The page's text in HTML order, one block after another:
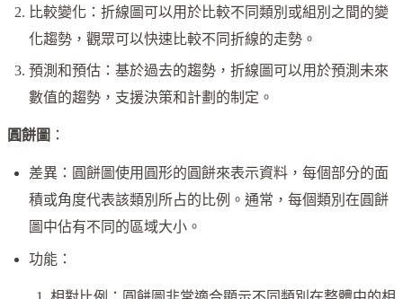
比較變化：折線圖可以用於比較不同類別或組別之間的變
化趨勢，觀眾可以快速比較不同折線的走勢。
預測和預估：基於過去的趨勢，折線圖可以用於預測未來
數值的趨勢，支援決策和計劃的制定。
圓餅圖 ：
差異：圓餅圖使用圓形的圓餅來表示資料，每個部分的面
積或角度代表該類別所占的比例。通常，每個類別在圓餅
圖中佔有不同的區域大小。
功能：